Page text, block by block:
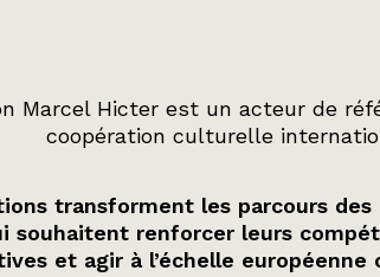
Marcel Hicter est un acteur de
coopération culturelle
transforment les parcours des
souhaitent renforcer leurs
et agir à l’échelle européenne